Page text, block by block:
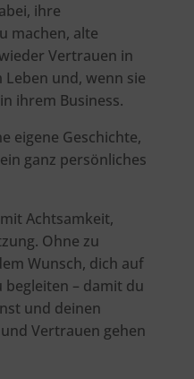
ihre
machen, alte
Vertrauen in
und, wenn sie
ihrem Business.
eigene Geschichte,
ganz persönliches
Achtsamkeit,
Ohne zu
Wunsch, dich auf
begleiten – damit du
und deinen
Vertrauen gehen